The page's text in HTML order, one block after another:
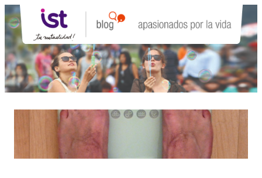
Saltar
al
contenido